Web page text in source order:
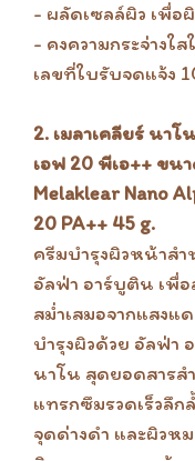
- ผลัดเซลล์ผิว เพื่อ
- คงความกระจ่างใ
เลขที่ใบรับจดแจ้ง
2. เมลาเคลียร์ นา
เอฟ 20 พีเอ++ ขน
Melaklear Nano
20 PA++ 45 g.
ครีมบำรุงผิวหน้าส
อัลฟ่า อาร์บูติน เพื่อ
สม่ำเสมอจากแสง
บำรุงผิวด้วย อัลฟ่า
นาโน สุดยอดสาร
แทรกซึมรวดเร็วลึ
จุดด่างดำ และผิวห